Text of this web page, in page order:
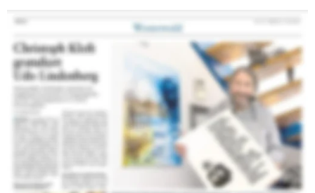
Rhein-
Zeitung vom 16. Mai 2026
Herzlichen Glückwunsch zum
Geburtstag, lieber Udo!
–––––––––––––––––––––––––––––––––––––––––––––––––––––